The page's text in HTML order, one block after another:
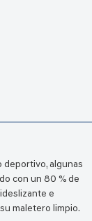
deportivo, algunas
con un 80 % de
e
maletero limpio.